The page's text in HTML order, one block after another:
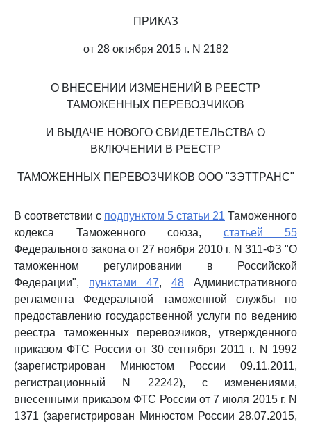
ПРИКАЗ
от 28 октября 2015 г. N 2182
О ВНЕСЕНИИ ИЗМЕНЕНИЙ В РЕЕСТР
ТАМОЖЕННЫХ ПЕРЕВОЗЧИКОВ
И ВЫДАЧЕ НОВОГО СВИДЕТЕЛЬСТВА О
ВКЛЮЧЕНИИ В РЕЕСТР
ТАМОЖЕННЫХ ПЕРЕВОЗЧИКОВ ООО "ЗЭТТРАНС"
В соответствии с подпунктом 5 статьи 21 Таможенного
кодекса Таможенного союза, статьей 55
Федерального закона от 27 ноября 2010 г. N 311-ФЗ "О
таможенном регулировании в Российской
Федерации", пунктами 47, 48 Административного
регламента Федеральной таможенной службы по
предоставлению государственной услуги по ведению
реестра таможенных перевозчиков, утвержденного
приказом ФТС России от 30 сентября 2011 г. N 1992
(зарегистрирован Минюстом России 09.11.2011,
регистрационный N 22242), с изменениями,
внесенными приказом ФТС России от 7 июля 2015 г. N
1371 (зарегистрирован Минюстом России 28.07.2015,